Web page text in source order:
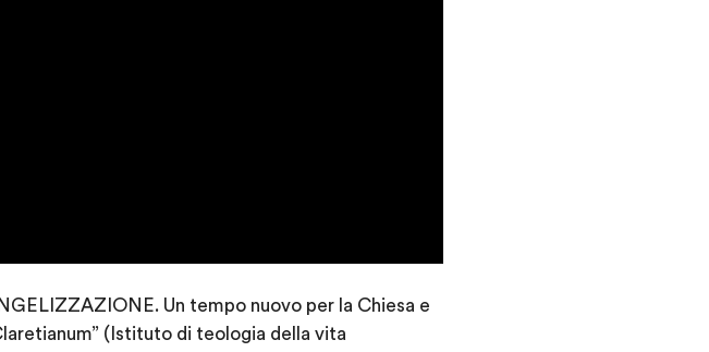
Un tempo nuovo per la Chiesa e
(Istituto di teologia della vita